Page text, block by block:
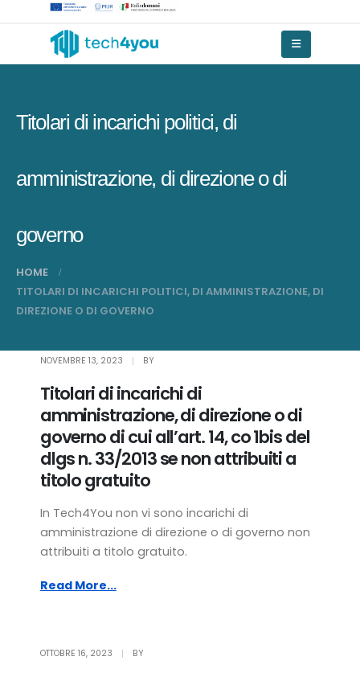
Titolari di incarichi politici, di
amministrazione, di direzione o di
governo
HOME
TITOLARI DI INCARICHI POLITICI, DI AMMINISTRAZIONE, DI
DIREZIONE O DI GOVERNO
NOVEMBRE 13, 2023 BY
Titolari di incarichi di
amministrazione, di direzione o di
governo di cui all’art. 14, co 1bis del
dlgs n. 33/2013 se non attribuiti a
titolo gratuito
In Tech4You non vi sono incarichi di
amministrazione di direzione o di governo non
attribuiti a titolo gratuito.
Read More...
OTTOBRE 16, 2023 BY